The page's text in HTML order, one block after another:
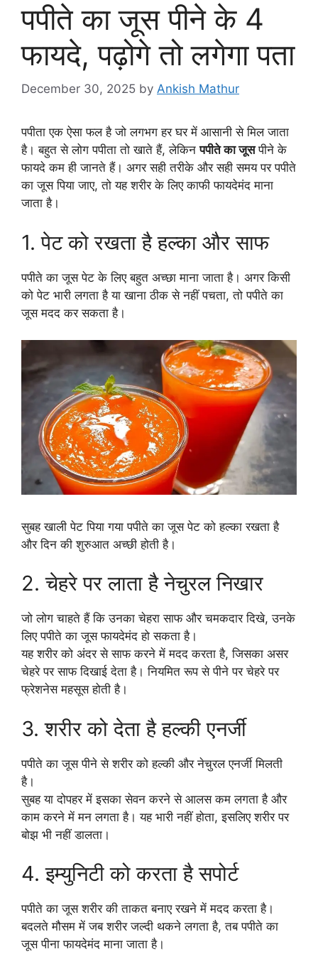
पपीते का जूस पीने के 4
फायदे, पढ़ोगे तो लगेगा पता
December 30, 2025 by Ankish Mathur
पपीता एक ऐसा फल है जो लगभग हर घर में आसानी से मिल जाता
है। बहुत से लोग पपीता तो खाते हैं, लेकिनपपीते का जूसपीने के
फायदे कम ही जानते हैं। अगर सही तरीके और सही समय पर पपीते
का जूस पिया जाए, तो यह शरीर के लिए काफी फायदेमंद माना
जाता है।
1. पेट को रखता है हल्का और साफ
पपीते का जूस पेट के लिए बहुत अच्छा माना जाता है। अगर किसी
को पेट भारी लगता है या खाना ठीक से नहीं पचता, तो पपीते का
जूस मदद कर सकता है।
सुबह खाली पेट पिया गया पपीते का जूस पेट को हल्का रखता है
और दिन की शुरुआत अच्छी होती है।
2. चेहरे पर लाता है नेचुरल निखार
जो लोग चाहते हैं कि उनका चेहरा साफ और चमकदार दिखे, उनके
लिए पपीते का जूस फायदेमंद हो सकता है।
यह शरीर को अंदर से साफ करने में मदद करता है, जिसका असर
चेहरे पर साफ दिखाई देता है। नियमित रूप से पीने पर चेहरे पर
फ्रेशनेस महसूस होती है।
3. शरीर को देता है हल्की एनर्जी
पपीते का जूस पीने से शरीर को हल्की और नेचुरल एनर्जी मिलती
है।
सुबह या दोपहर में इसका सेवन करने से आलस कम लगता है और
काम करने में मन लगता है। यह भारी नहीं होता, इसलिए शरीर पर
बोझ भी नहीं डालता।
4. इम्युनिटी को करता है सपोर्ट
पपीते का जूस शरीर की ताकत बनाए रखने में मदद करता है।
बदलते मौसम में जब शरीर जल्दी थकने लगता है, तब पपीते का
जूस पीना फायदेमंद माना जाता है।